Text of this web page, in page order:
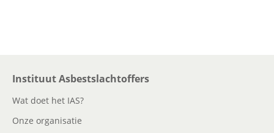
Instituut Asbestslachtoffers
Wat doet het IAS?
Onze organisatie